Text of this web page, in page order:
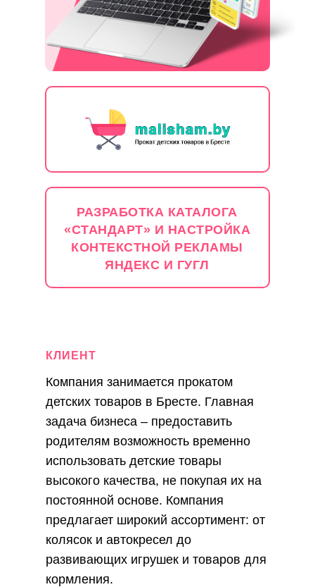
РАЗРАБОТКА КАТАЛОГА
«СТАНДАРТ» И НАСТРОЙКА
КОНТЕКСТНОЙ РЕКЛАМЫ
ЯНДЕКС И ГУГЛ
Компания занимается прокатом
детских товаров в Бресте. Главная
задача бизнеса – предоставить
родителям возможность временно
использовать детские товары
высокого качества, не покупая их на
постоянной основе. Компания
предлагает широкий ассортимент: от
колясок и автокресел до
развивающих игрушек и товаров для
кормления.
КЛИЕНТ